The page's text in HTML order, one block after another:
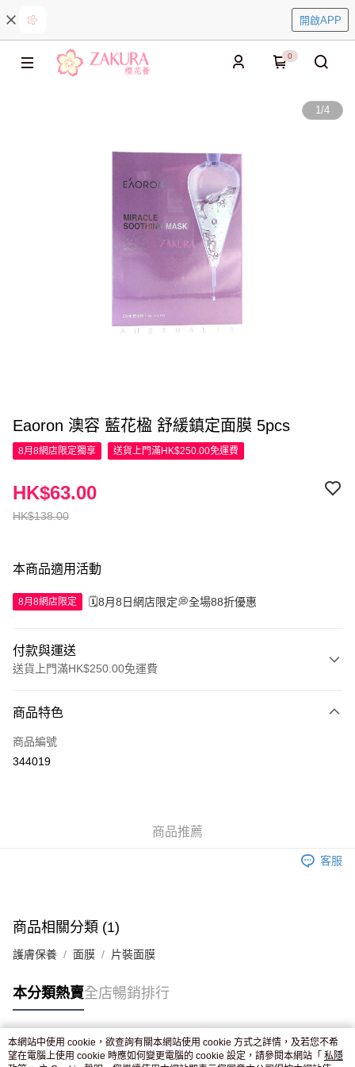
開啟APP
0
1/4
Eaoron 澳容 藍花楹 舒緩鎮定面膜 5pcs
8月8網店限定獨享 送貨上門滿HK$250.00免運費
HK$138.00
HK$63.00
本商品適用活動
8月8網店限定 🗓️8月8日網店限定💭全場88折優惠
付款與運送
送貨上門滿HK$250.00免運費
信用卡
Apple Pay
付款後門市自取，訂單確認後2-4個工作天到店，7天內取。逾期後
商品特色
商品編號
344019
商品推薦
客服
商品相關分類 (1)
護膚保養 面膜 片裝面膜
本分類熱賣全店暢銷排行
熱門標籤
本網站中使用 cookie，欲查詢有關本網站使用 cookie 方式之詳情，及若您不希
望在電腦上使用 cookie 時應如何變更電腦的 cookie 設定，請參閱本網站「 私隱